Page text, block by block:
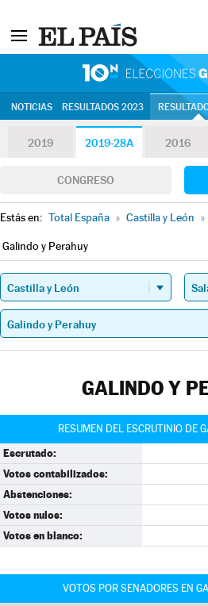
NOTICIAS RESULTADOS 2023
2019 2019-28A 2016
CONGRESO
Estás en: Total España » Castilla y León »
Galindo y Perahuy
GALINDO Y
RESUMEN DEL ESCRUTINIO DE
Escrutado:
Votos contabilizados:
Abstenciones:
Votos nulos:
Votos en blanco:
VOTOS POR SENADORES EN